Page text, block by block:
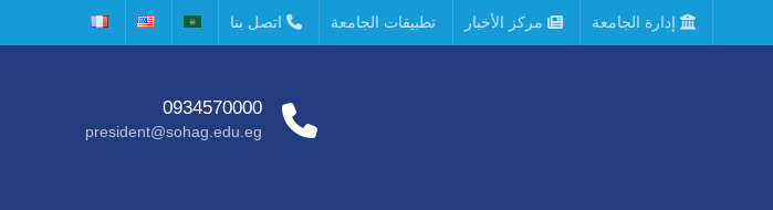
إدارة الجامعة مركز الأخبار تطبيقات الجامعة اتصل بنا
0934570000
president@sohag.edu.eg